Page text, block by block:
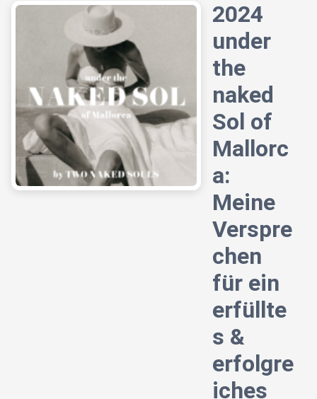
2024
under
the
naked
Sol of
Mallorc
a:
Meine
Verspre
chen
für ein
erfüllte
s &
erfolgre
iches